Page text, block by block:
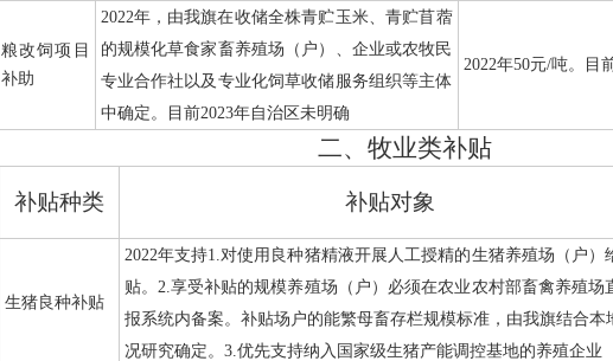
粮改饲项目
补助
2022年，由我旗在收储全株青贮玉米、青贮苜蓿
的规模化草食家畜养殖场（户）、企业或农牧民
专业合作社以及专业化饲草收储服务组织等主体
中确定。目前2023年自治区未明确
2022年50元/吨。目
二、牧业类补贴
补贴种类 补贴对象
生猪良种补贴
2022年支持1. 对使用良种猪精液开展人工授精的生猪养殖场（户）
贴。 2. 享受补贴的规模养殖场（户）必须在农业农村部畜禽养殖场
报系统内备案。补贴场户的能繁母畜存栏规模标准，由我旗结合本
况研究确定。 3. 优先支持纳入国家级生猪产能调控基地的养殖企业